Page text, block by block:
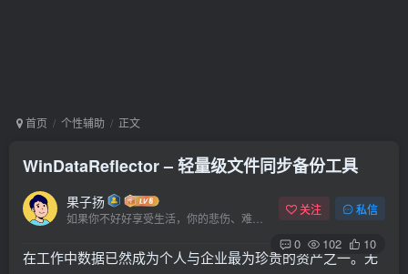
首页 个性辅助 正文
WinDataReflector – 轻量级文件同步备份工具
果子扬 关注 私信
0 102 10
在工作中数据已然成为个人与企业最为珍贵的资产之一。无